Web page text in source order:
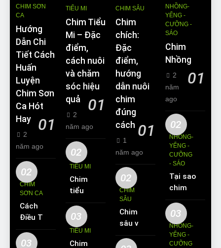
CHIM SƠN
CA
Hướng
Dẫn Chi
Tiết Cách
Huấn
Luyện
Chim Sơn
Ca Hót
Hay
01
2
năm ago
02
CHIM
SƠN CA
Cách
Điều Trị
Hiệu
Quả
03
TIỂU MI
Chim Tiểu
Mi – Đặc
điểm,
cách nuôi
và chăm
sóc hiệu
quả
01
2
năm ago
02
TIỂU MI
Chim
tiểu mi
ăn gì?
Kinh
nghiệm
03
TIỂU MI
Chim
CHIM SÂU
Chim
chích:
Đặc
điểm,
hướng
dẫn nuôi
chim
đúng
cách 01
1
năm ago
02
CHIM
SÂU
Chim
sâu và
những
thông
NHỒNG-
YỂNG -
CƯỠNG -
SÁO
Chim
Nhồng
01
2
năm
ago
02
NHỒNG-
YỂNG -
CƯỠNG
- SÁO
Tại sao
chim
Sáo lại
được
yêu
thích
nuôi
03
NHỒNG-
YỂNG -
CƯỠNG